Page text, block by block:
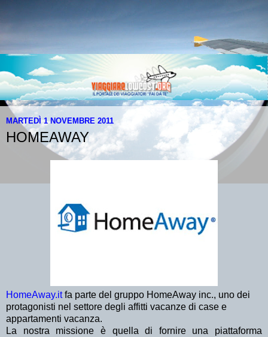
MARTEDÌ 1 NOVEMBRE 2011
HOMEAWAY
HomeAway.itfa parte del gruppo HomeAway inc., uno dei
protagonisti nel settore degli affitti vacanze di case e
appartamenti vacanza.
La nostra missione è quella di fornire una piattaforma